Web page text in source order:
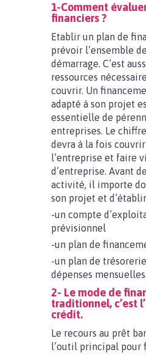
1-Comment
financiers ?
Etablir un plan de
prévoir l’ensemble
démarrage. C’est
ressources
couvrir. Un
adapté à son projet
essentielle de
entreprises. Le
devra à la fois
l’entreprise et faire
d’entreprise. Avant
activité, il importe
son projet et
-un compte
prévisionnel
-un plan de
-un plan de
dépenses mensuelles.
2- Le mode de
traditionnel, c’est
crédit.
Le recours au prêt
l’outil principal pour